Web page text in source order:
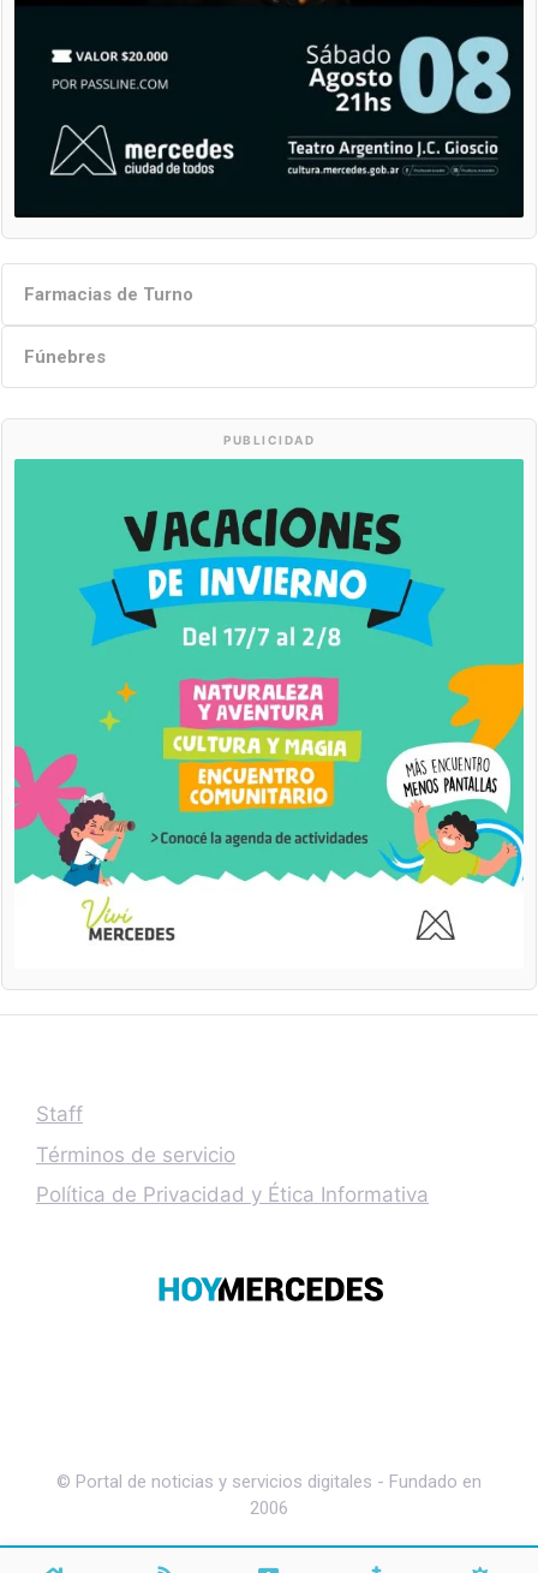
Farmacias de Turno
Fúnebres
PUBLICIDAD
Staff
Términos de servicio
Política de Privacidad y Ética Informativa
© Portal de noticias y servicios digitales - Fundado en
2006